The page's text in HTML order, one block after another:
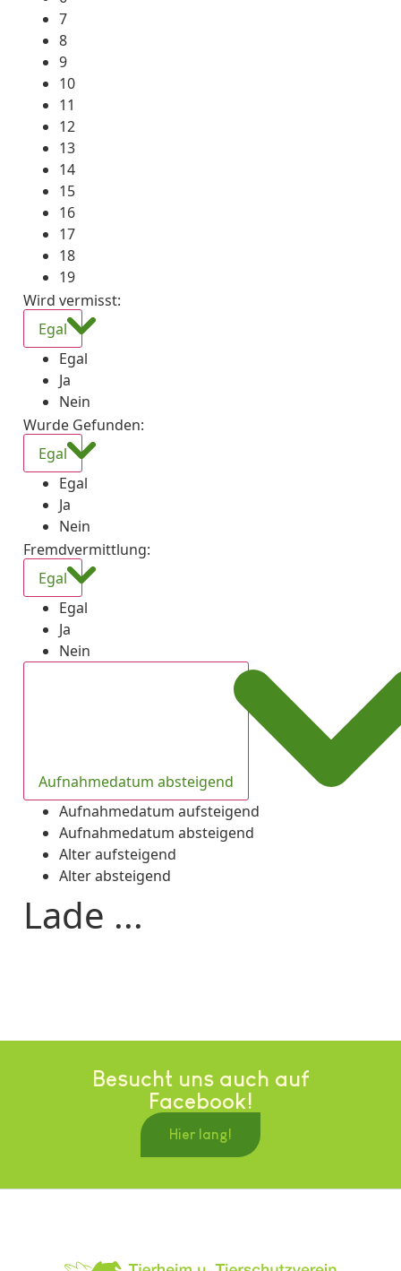
7
8
9
10
11
12
13
14
15
16
17
18
19
Wird vermisst:
Egal
Egal
Ja
Nein
Wurde Gefunden:
Egal
Egal
Ja
Nein
Fremdvermittlung:
Egal
Egal
Ja
Nein
Aufnahmedatum absteigend
Aufnahmedatum aufsteigend
Aufnahmedatum absteigend
Alter aufsteigend
Alter absteigend
Lade ...
Besucht uns auch auf
Facebook!
Hier lang!